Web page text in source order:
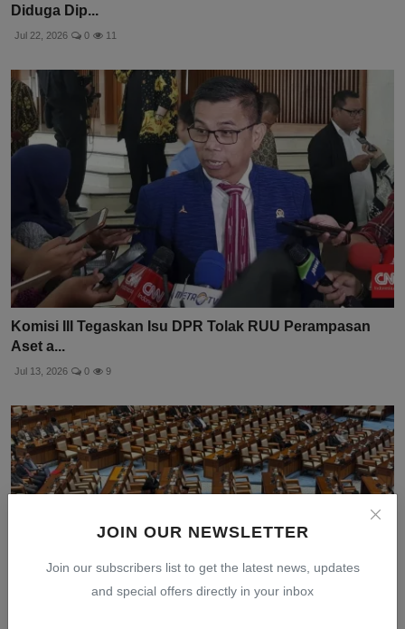
JOIN OUR NEWSLETTER
Join our subscribers list to get the latest news, updates
and special offers directly in your inbox
Diduga Dip...
Jul 22, 2026 0 11
Komisi III Tegaskan Isu DPR Tolak RUU Perampasan
Aset a...
Jul 13, 2026 0 9